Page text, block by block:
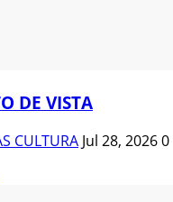
DE VISTA
CULTURA Jul 28, 20260